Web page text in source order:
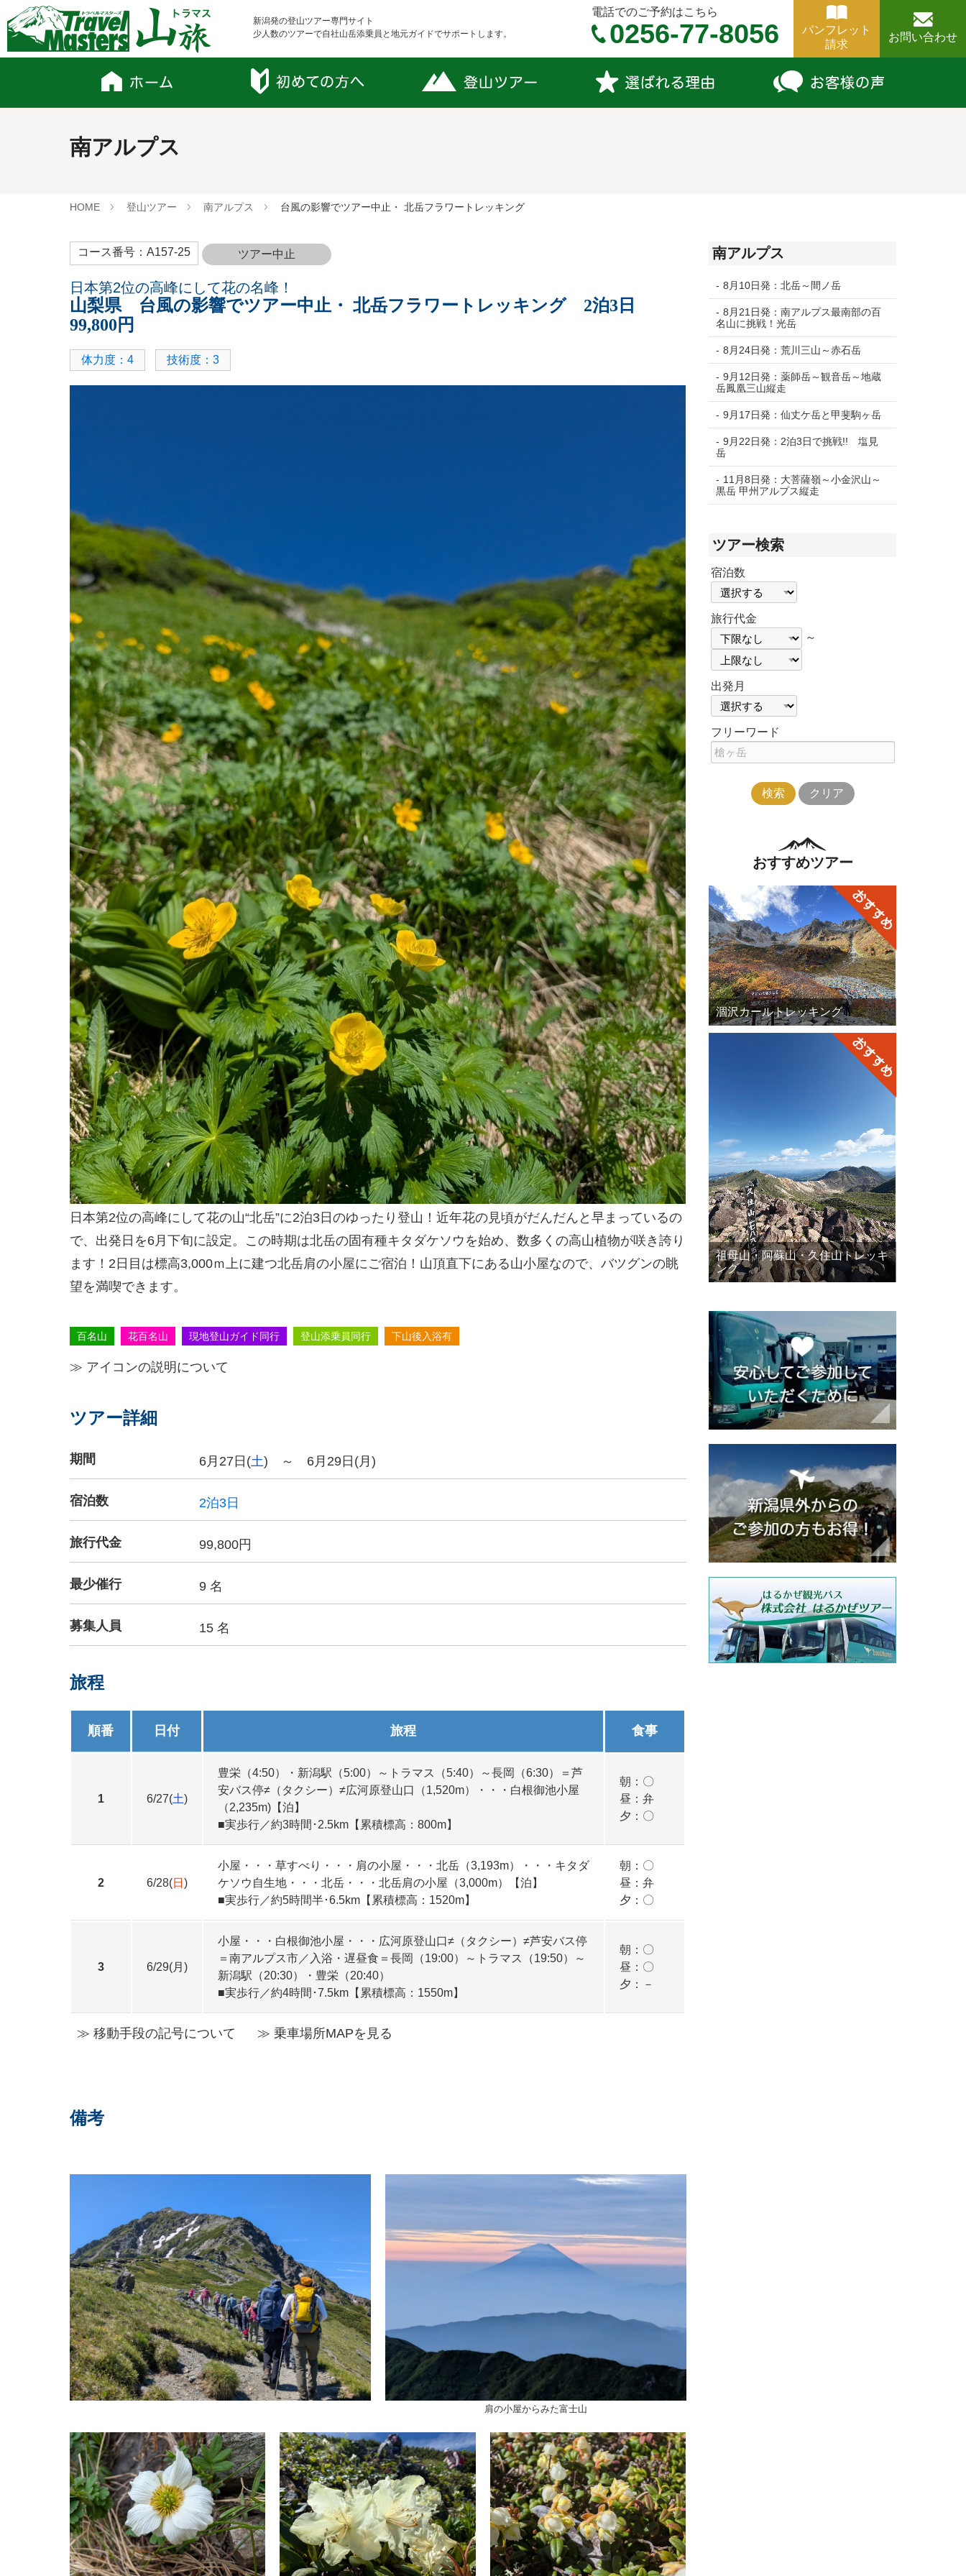
新潟発の登山ツアー専門サイト
少人数のツアーで自社山岳添乗員と地元ガイドでサポートします。
電話でのご予約はこちら
0256-77-8056
パンフレット
請求
お問い合わせ
南アルプス
HOME 登山ツアー 南アルプス 台風の影響でツアー中止・ 北岳フラワートレッキング
コース番号：A157-25 ツアー中止
日本第2位の高峰にして花の名峰！
山梨県 台風の影響でツアー中止・ 北岳フラワートレッキング 2泊3日
99,800円
体力度：4 技術度：3
日本第2位の高峰にして花の山“北岳”に2泊3日のゆったり登山！近年花の見頃がだんだんと早まっているの
で、出発日を6月下旬に設定。この時期は北岳の固有種キタダケソウを始め、数多くの高山植物が咲き誇り
ます！2日目は標高3,000ｍ上に建つ北岳肩の小屋にご宿泊！山頂直下にある山小屋なので、バツグンの眺
望を満喫できます。
百名山 花百名山 現地登山ガイド同行 登山添乗員同行 下山後入浴有
≫ アイコンの説明について
ツアー詳細
期間 6月27日(土) ～ 6月29日(月)
宿泊数 2泊3日
旅行代金 99,800円
最少催行 9 名
募集人員 15 名
旅程
順番 日付 旅程 食事
1 6/27(土)
豊栄（4:50）・新潟駅（5:00）～トラマス（5:40）～長岡（6:30）＝芦
安バス停≠（タクシー）≠広河原登山口（1,520m）・・・白根御池小屋
（2,235m)【泊】
■実歩行／約3時間･2.5km【累積標高：800m】
朝：〇
昼：弁
夕：〇
2 6/28(日 )
小屋・・・草すべり・・・肩の小屋・・・北岳（3,193m）・・・キタダ
ケソウ自生地・・・北岳・・・北岳肩の小屋（3,000m）【泊】
■実歩行／約5時間半･6.5km【累積標高：1520m】
朝：〇
昼：弁
夕：〇
3 6/29(月)
小屋・・・白根御池小屋・・・広河原登山口≠（タクシー）≠芦安バス停
＝南アルプス市／入浴・遅昼食＝長岡（19:00）～トラマス（19:50）～
新潟駅（20:30）・豊栄（20:40）
■実歩行／約4時間･7.5km【累積標高：1550m】
朝：〇
昼：〇
夕：－
≫ 移動手段の記号について ≫ 乗車場所MAPを見る
備考
肩の小屋からみた富士山
南アルプス
8月10日発：北岳～間ノ岳
8月21日発：南アルプス最南部の百
名山に挑戦！光岳
8月24日発：荒川三山～赤石岳
9月12日発：薬師岳～観音岳～地蔵
岳鳳凰三山縦走
9月17日発：仙丈ケ岳と甲斐駒ヶ岳
9月22日発：2泊3日で挑戦!! 塩見
岳
11月8日発：大菩薩嶺～小金沢山～
黒岳 甲州アルプス縦走
ツアー検索
宿泊数
宿泊数
旅行代金
旅
行
金
下
限
～
出発月
出発月
フリーワード
フ
リ
おすすめツアー
涸沢カールトレッキング
祖母山・阿蘇山・久住山トレッキ
ング